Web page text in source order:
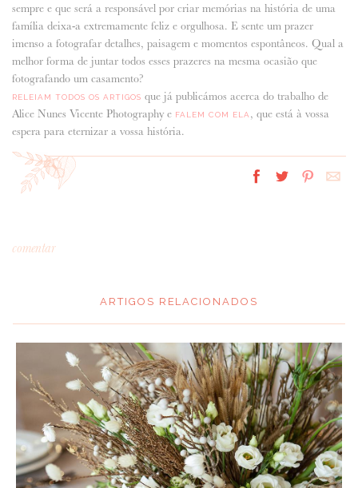
sempre e que será a responsável por criar memórias na história de uma
família deixa-a extremamente feliz e orgulhosa. E sente um prazer
imenso a fotografar detalhes, paisagem e momentos espontâneos. Qual a
melhor forma de juntar todos esses prazeres na mesma ocasião que
fotografando um casamento?
RELEIAM TODOS OS ARTIGOS que já publicámos acerca do trabalho de
Alice Nunes Vicente Photography e FALEM COM ELA , que está à vossa
espera para eternizar a vossa história.
comentar
NOME*:
ARTIGOS RELACIONADOS